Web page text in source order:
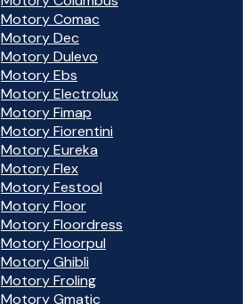
Motory Comac
Motory Dec
Motory Dulevo
Motory Ebs
Motory Electrolux
Motory Fimap
Motory Fiorentini
Motory Eureka
Motory Flex
Motory Festool
Motory Floor
Motory Floordress
Motory Floorpul
Motory Ghibli
Motory Froling
Motory Gmatic